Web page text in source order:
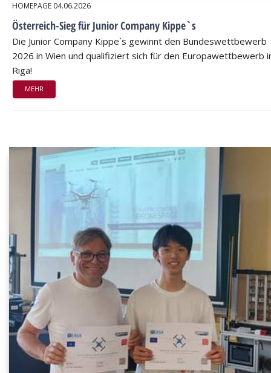
HOMEPAGE 04.06.2026
Österreich-Sieg für Junior Company Kippe`s
Die Junior Company Kippe`s gewinnt den Bundeswettbewerb
2026 in Wien und qualifiziert sich für den Europawettbewerb
Riga!
MEHR